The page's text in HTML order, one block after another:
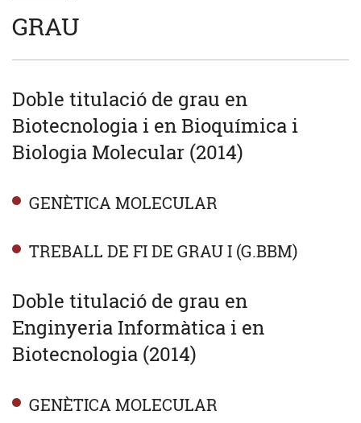
GRAU
Doble titulació de grau en
Biotecnologia i en Bioquímica i
Biologia Molecular (2014)
GENÈTICA MOLECULAR
TREBALL DE FI DE GRAU I (G.BBM)
Doble titulació de grau en
Enginyeria Informàtica i en
Biotecnologia (2014)
GENÈTICA MOLECULAR